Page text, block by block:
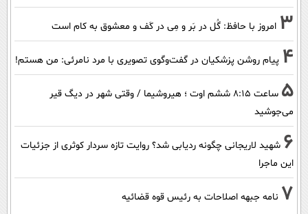
3 امروز با حافظ: گُل در بَر و مِی در کَف و معشوق به کام است
4 پیام روشن پزشکیان در گفت‌و‌گوی تصویری با مرد نامرئی: من هستم!
5
ساعت ۸:۱۵ ششم اوت ؛ هیروشیما / وقتی شهر در دیگ قیر
می‌جوشید
6 شهید لاریجانی چگونه ردیابی شد؟ روایت تازه سردار کوثری از جزئیات
این ماجرا
7 نامه جبهه اصلاحات به رئیس قوه قضائیه